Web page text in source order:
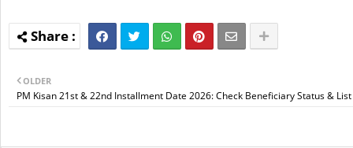
OLDER
PM Kisan 21st & 22nd Installment Date 2026: Check Beneficiary Status & List